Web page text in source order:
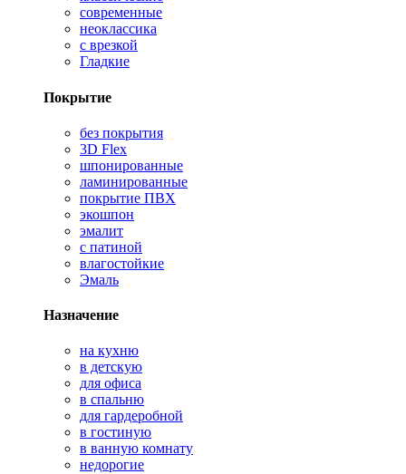
современные
неоклассика
с врезкой
Гладкие
Покрытие
без покрытия
3D Flex
шпонированные
ламинированные
покрытие ПВХ
экошпон
эмалит
с патиной
влагостойкие
Эмаль
Назначение
на кухню
в детскую
для офиса
в спальню
для гардеробной
в гостиную
в ванную комнату
недорогие